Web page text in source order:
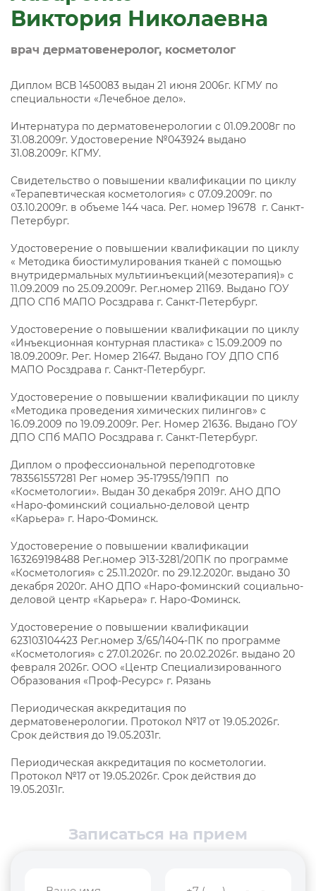
Виктория Николаевна
врач дерматовенеролог, косметолог
Диплом ВСВ 1450083 выдан 21 июня 2006г. КГМУ по
специальности «Лечебное дело».
Интернатура по дерматовенерологии с 01.09.2008г по
31.08.2009г. Удостоверение №043924 выдано
31.08.2009г. КГМУ.
Свидетельство о повышении квалификации по циклу
«Терапевтическая косметология» с 07.09.2009г. по
03.10.2009г. в объеме 144 часа. Рег. номер 19678 г. Санкт-
Петербург.
Удостоверение о повышении квалификации по циклу
« Методика биостимулирования тканей с помощью
внутридермальных мультиинъекций(мезотерапия)» с
11.09.2009 по 25.09.2009г. Рег.номер 21169. Выдано ГОУ
ДПО СПб МАПО Росздрава г. Санкт-Петербург.
Удостоверение о повышении квалификации по циклу
«Инъекционная контурная пластика» с 15.09.2009 по
18.09.2009г. Рег. Номер 21647. Выдано ГОУ ДПО СПб
МАПО Росздрава г. Санкт-Петербург.
Удостоверение о повышении квалификации по циклу
«Методика проведения химических пилингов» с
16.09.2009 по 19.09.2009г. Рег. Номер 21636. Выдано ГОУ
ДПО СПб МАПО Росздрава г. Санкт-Петербург.
Диплом о профессиональной переподготовке
783561557281 Рег номер Э5-17955/19ПП по
«Косметологии». Выдан 30 декабря 2019г. АНО ДПО
«Наро-фоминский социально-деловой центр
«Карьера» г. Наро-Фоминск.
Удостоверение о повышении квалификации
163269198488 Рег.номер Э13-3281/20ПК по программе
«Косметология» с 25.11.2020г. по 29.12.2020г. выдано 30
декабря 2020г. АНО ДПО «Наро-фоминский социально-
деловой центр «Карьера» г. Наро-Фоминск.
Удостоверение о повышении квалификации
623103104423 Рег.номер 3/65/1404-ПК по программе
«Косметология» с 27.01.2026г. по 20.02.2026г. выдано 20
февраля 2026г. ООО «Центр Специализированного
Образования «Проф-Ресурс» г. Рязань
Периодическая аккредитация по
дерматовенерологии. Протокол №17 от 19.05.2026г.
Срок действия до 19.05.2031г.
Периодическая аккредитация по косметологии.
Протокол №17 от 19.05.2026г. Срок действия до
19.05.2031г.
Записаться на прием